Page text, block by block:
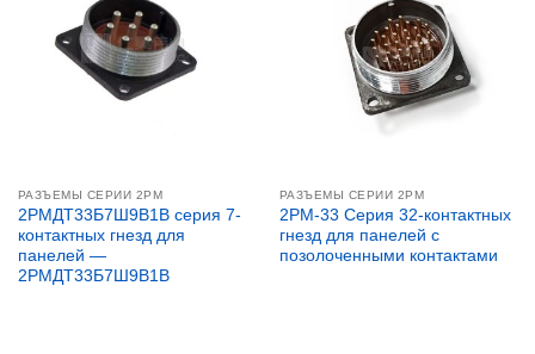
РАЗЪЕМЫ СЕРИИ 2PM
2РМДТ33Б7Ш9В1В серия 7-
контактных гнезд для
панелей —
2РМДТ33Б7Ш9В1В
РАЗЪЕМЫ СЕРИИ 2PM
2PM-33 Серия 32-контактных
гнезд для панелей с
позолоченными контактами